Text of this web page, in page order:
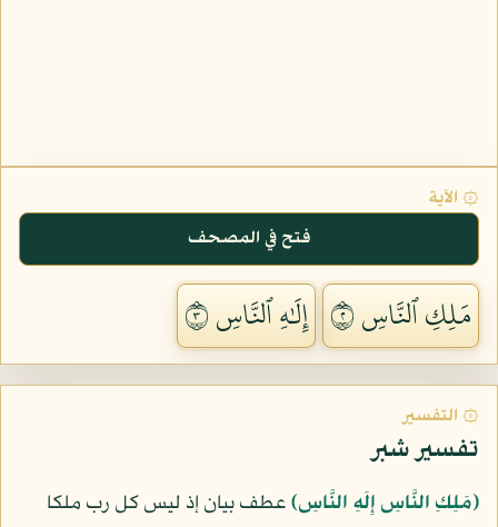
۞ الآية
فتح في المصحف
مَلِكِ ٱلنَّاسِ ٢ إِلَٰهِ ٱلنَّاسِ ٣
۞ التفسير
تفسير شبر
﴿مَلِكِ النَّاسِ إِلَهِ النَّاسِ﴾عطف بيان إذ ليس كل رب ملكا